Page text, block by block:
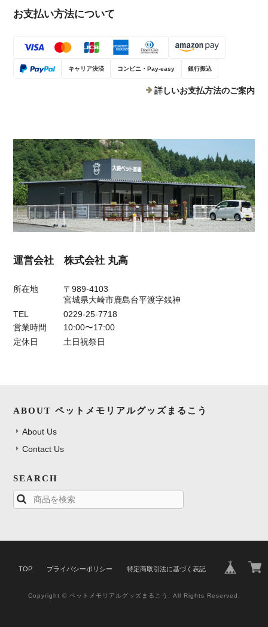
お支払い方法について
キャリア決済 コンビニ・Pay-easy 銀行振込
詳しいお支払方法のご案内
運営会社 株式会社 丸高
所在地
〒989-4103
宮城県大崎市鹿島台平渡字銭神
TEL
0229-25-7718
営業時間
10:00〜17:00
定休日
土日祝祭日
ABOUT ペットメモリアルグッズまるこう
About Us
Contact Us
SEARCH
TOP プライバシーポリシー 特定商取引法に基づく表記
Copyright © ペットメモリアルグッズまるこう. All Rights Reserved.